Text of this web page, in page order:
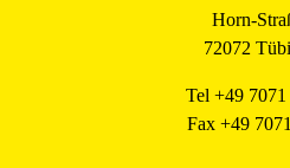
Horn-
72072
Tel +49
Fax +49